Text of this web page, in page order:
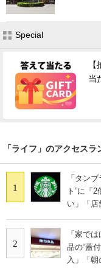
Special
当
「ライフ」のアクセスラ
1
「タン
ト”に「
い」「
2
「家で
品の“蓋
入」「